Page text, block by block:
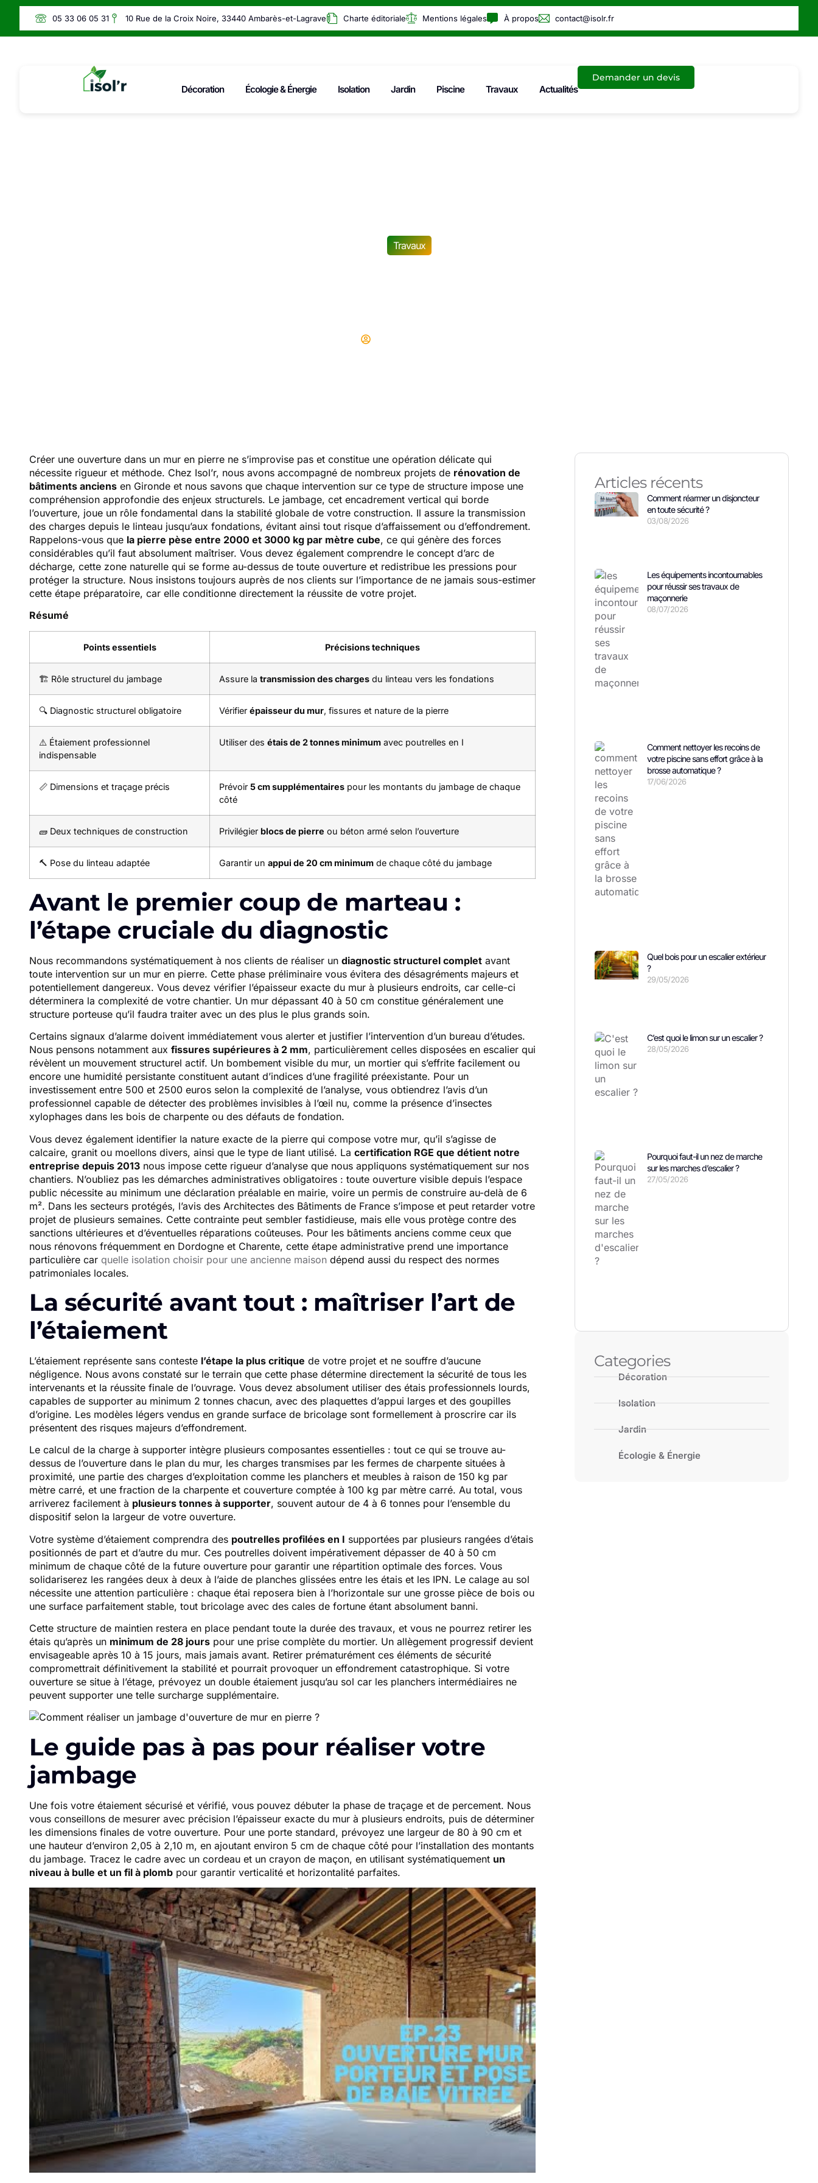
05 33 06 05 31 10 Rue de la Croix Noire, 33440 Ambarès-et-Lagrave Charte éditoriale Mentions légales À propos contact@isolr.fr
Décoration Écologie & Énergie Isolation Jardin Piscine Travaux Actualités
Demander un devis
Travaux
Créer une ouverture dans un mur en pierre ne s’improvise pas et constitue une opération délicate qui
nécessite rigueur et méthode. Chez Isol’r, nous avons accompagné de nombreux projets de rénovation de
bâtiments anciens en Gironde et nous savons que chaque intervention sur ce type de structure impose une
compréhension approfondie des enjeux structurels. Le jambage, cet encadrement vertical qui borde
l’ouverture, joue un rôle fondamental dans la stabilité globale de votre construction. Il assure la transmission
des charges depuis le linteau jusqu’aux fondations, évitant ainsi tout risque d’affaissement ou d’effondrement.
Rappelons-vous que la pierre pèse entre 2000 et 3000 kg par mètre cube, ce qui génère des forces
considérables qu’il faut absolument maîtriser. Vous devez également comprendre le concept d’arc de
décharge, cette zone naturelle qui se forme au-dessus de toute ouverture et redistribue les pressions pour
protéger la structure. Nous insistons toujours auprès de nos clients sur l’importance de ne jamais sous-estimer
cette étape préparatoire, car elle conditionne directement la réussite de votre projet.
Résumé
Points essentiels Précisions techniques
🏗️ Rôle structurel du jambage Assure la transmission des charges du linteau vers les fondations
🔍 Diagnostic structurel obligatoire Vérifier épaisseur du mur, fissures et nature de la pierre
⚠️ Étaiement professionnel
indispensable
Utiliser des étais de 2 tonnes minimum avec poutrelles en I
📏 Dimensions et traçage précis Prévoir 5 cm supplémentaires pour les montants du jambage de chaque
côté
🧱 Deux techniques de construction Privilégier blocs de pierre ou béton armé selon l’ouverture
🔨 Pose du linteau adaptée Garantir un appui de 20 cm minimum de chaque côté du jambage
Avant le premier coup de marteau :
l’étape cruciale du diagnostic
Nous recommandons systématiquement à nos clients de réaliser un diagnostic structurel complet avant
toute intervention sur un mur en pierre. Cette phase préliminaire vous évitera des désagréments majeurs et
potentiellement dangereux. Vous devez vérifier l’épaisseur exacte du mur à plusieurs endroits, car celle-ci
déterminera la complexité de votre chantier. Un mur dépassant 40 à 50 cm constitue généralement une
structure porteuse qu’il faudra traiter avec un des plus le plus grands soin.
Certains signaux d’alarme doivent immédiatement vous alerter et justifier l’intervention d’un bureau d’études.
Nous pensons notamment aux fissures supérieures à 2 mm, particulièrement celles disposées en escalier qui
révèlent un mouvement structurel actif. Un bombement visible du mur, un mortier qui s’effrite facilement ou
encore une humidité persistante constituent autant d’indices d’une fragilité préexistante. Pour un
investissement entre 500 et 2500 euros selon la complexité de l’analyse, vous obtiendrez l’avis d’un
professionnel capable de détecter des problèmes invisibles à l’œil nu, comme la présence d’insectes
xylophages dans les bois de charpente ou des défauts de fondation.
Vous devez également identifier la nature exacte de la pierre qui compose votre mur, qu’il s’agisse de
calcaire, granit ou moellons divers, ainsi que le type de liant utilisé. La certification RGE que détient notre
entreprise depuis 2013 nous impose cette rigueur d’analyse que nous appliquons systématiquement sur nos
chantiers. N’oubliez pas les démarches administratives obligatoires : toute ouverture visible depuis l’espace
public nécessite au minimum une déclaration préalable en mairie, voire un permis de construire au-delà de 6
m². Dans les secteurs protégés, l’avis des Architectes des Bâtiments de France s’impose et peut retarder votre
projet de plusieurs semaines. Cette contrainte peut sembler fastidieuse, mais elle vous protège contre des
sanctions ultérieures et d’éventuelles réparations coûteuses. Pour les bâtiments anciens comme ceux que
nous rénovons fréquemment en Dordogne et Charente, cette étape administrative prend une importance
particulière car quelle isolation choisir pour une ancienne maison dépend aussi du respect des normes
patrimoniales locales.
La sécurité avant tout : maîtriser l’art de
l’étaiement
L’étaiement représente sans conteste l’étape la plus critique de votre projet et ne souffre d’aucune
négligence. Nous avons constaté sur le terrain que cette phase détermine directement la sécurité de tous les
intervenants et la réussite finale de l’ouvrage. Vous devez absolument utiliser des étais professionnels lourds,
capables de supporter au minimum 2 tonnes chacun, avec des plaquettes d’appui larges et des goupilles
d’origine. Les modèles légers vendus en grande surface de bricolage sont formellement à proscrire car ils
présentent des risques majeurs d’effondrement.
Le calcul de la charge à supporter intègre plusieurs composantes essentielles : tout ce qui se trouve au-
dessus de l’ouverture dans le plan du mur, les charges transmises par les fermes de charpente situées à
proximité, une partie des charges d’exploitation comme les planchers et meubles à raison de 150 kg par
mètre carré, et une fraction de la charpente et couverture comptée à 100 kg par mètre carré. Au total, vous
arriverez facilement à plusieurs tonnes à supporter, souvent autour de 4 à 6 tonnes pour l’ensemble du
dispositif selon la largeur de votre ouverture.
Votre système d’étaiement comprendra des poutrelles profilées en I supportées par plusieurs rangées d’étais
positionnés de part et d’autre du mur. Ces poutrelles doivent impérativement dépasser de 40 à 50 cm
minimum de chaque côté de la future ouverture pour garantir une répartition optimale des forces. Vous
solidariserez les rangées deux à deux à l’aide de planches glissées entre les étais et les IPN. Le calage au sol
nécessite une attention particulière : chaque étai reposera bien à l’horizontale sur une grosse pièce de bois ou
une surface parfaitement stable, tout bricolage avec des cales de fortune étant absolument banni.
Cette structure de maintien restera en place pendant toute la durée des travaux, et vous ne pourrez retirer les
étais qu’après un minimum de 28 jours pour une prise complète du mortier. Un allègement progressif devient
envisageable après 10 à 15 jours, mais jamais avant. Retirer prématurément ces éléments de sécurité
compromettrait définitivement la stabilité et pourrait provoquer un effondrement catastrophique. Si votre
ouverture se situe à l’étage, prévoyez un double étaiement jusqu’au sol car les planchers intermédiaires ne
peuvent supporter une telle surcharge supplémentaire.
Le guide pas à pas pour réaliser votre
jambage
Une fois votre étaiement sécurisé et vérifié, vous pouvez débuter la phase de traçage et de percement. Nous
vous conseillons de mesurer avec précision l’épaisseur exacte du mur à plusieurs endroits, puis de déterminer
les dimensions finales de votre ouverture. Pour une porte standard, prévoyez une largeur de 80 à 90 cm et
une hauteur d’environ 2,05 à 2,10 m, en ajoutant environ 5 cm de chaque côté pour l’installation des montants
du jambage. Tracez le cadre avec un cordeau et un crayon de maçon, en utilisant systématiquement un
niveau à bulle et un fil à plomb pour garantir verticalité et horizontalité parfaites.
Articles récents
Comment réarmer un disjoncteur
en toute sécurité ?
03/08/2026
Les équipements incontournables
pour réussir ses travaux de
maçonnerie
08/07/2026
Comment nettoyer les recoins de
votre piscine sans effort grâce à la
brosse automatique ?
17/06/2026
Quel bois pour un escalier extérieur
?
29/05/2026
C’est quoi le limon sur un escalier ?
28/05/2026
Pourquoi faut-il un nez de marche
sur les marches d’escalier ?
27/05/2026
Categories
Décoration
Isolation
Jardin
Écologie & Énergie